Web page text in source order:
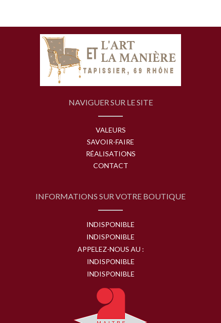
NAVIGUER SUR LE SITE
VALEURS
SAVOIR-FAIRE
RÉALISATIONS
CONTACT
INFORMATIONS SUR VOTRE BOUTIQUE
INDISPONIBLE
INDISPONIBLE
APPELEZ-NOUS AU :
INDISPONIBLE
INDISPONIBLE